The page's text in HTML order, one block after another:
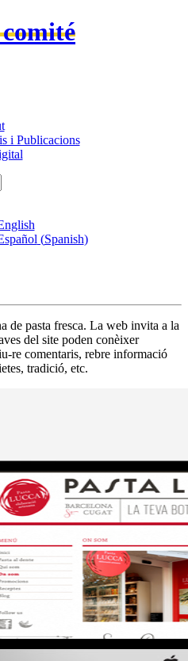
i Publicacions
(Spanish)
de pasta fresca. La web invita a la
del site poden conèixer
re comentaris, rebre informació
tradició, etc.